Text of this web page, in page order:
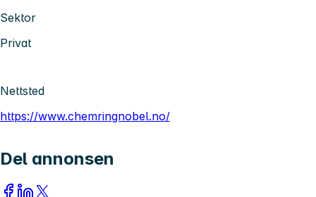
Sektor
Privat
Nettsted
https://www.chemringnobel.no/
Del annonsen